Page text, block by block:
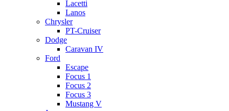
Lacetti
Lanos
Chrysler
PT-Cruiser
Dodge
Caravan IV
Ford
Escape
Focus 1
Focus 2
Focus 3
Mustang V